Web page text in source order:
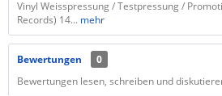
​Vinyl Weisspressung / Testpressung /
Records) 14... mehr
Bewertungen
0
Bewertungen lesen, schreiben und